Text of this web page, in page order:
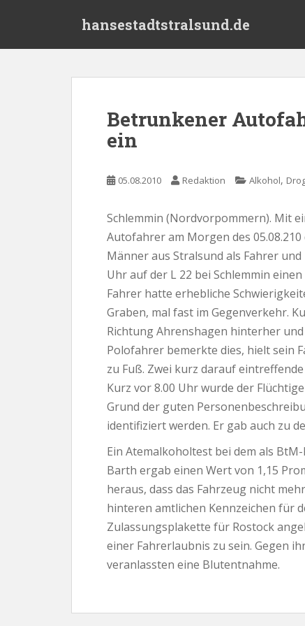
hansestadtstralsund.de
Betrunkener
ein
05.08.2010 Redaktion Alkohol,
Schlemmin (Nordvorpommern). Mit
Autofahrer am Morgen des
Männer aus Stralsund als Fahrer
Uhr auf der L 22 bei Schlemmin
Fahrer hatte erhebliche
Graben, mal fast im Gegenverkehr.
Richtung Ahrenshagen hinterher
Polofahrer bemerkte dies, hielt sein
zu Fuß. Zwei kurz darauf
Kurz vor 8.00 Uhr wurde der
Grund der guten
identifiziert werden. Er gab auch zu
Ein Atemalkoholtest bei dem als
Barth ergab einen Wert von 1,15
heraus, dass das Fahrzeug nicht
hinteren amtlichen Kennzeichen für
Zulassungsplakette für Rostock
einer Fahrerlaubnis zu sein. Gegen
veranlassten eine Blutentnahme.